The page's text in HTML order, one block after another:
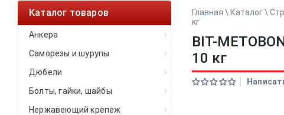
Каталог товаров
Анкера
Саморезы и шурупы
Дюбели
Болты, гайки, шайбы
Нержавеющий крепеж
Главная \ Каталог\
кг
BIT-
10 кг